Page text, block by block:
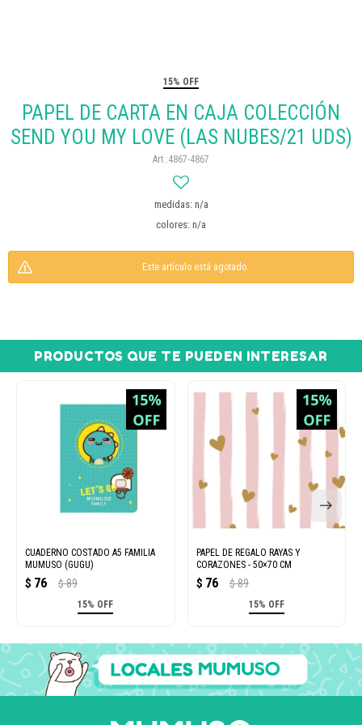
15% OFF
PAPEL DE CARTA EN CAJA COLECCIÓN
SEND YOU MY LOVE (LAS NUBES/21 UDS)
4867-4867
medidas: n/a
colores: n/a
Este artículo está agotado.
PRODUCTOS QUE TE PUEDEN INTERESAR
CUADERNO COSTADO A5 FAMILIA
MUMUSO (GUGU)
$ 76 $ 89
15% OFF
PAPEL DE REGALO RAYAS Y
CORAZONES - 50×70 CM
$ 76 $ 89
15% OFF